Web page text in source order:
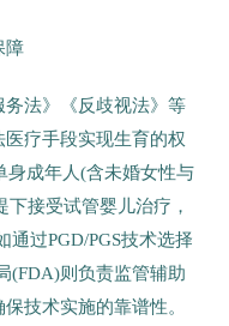
障
法》《反歧视法》等
疗手段实现生育的权
身成年人(含未婚女性与
接受试管婴儿治疗，
过PGD/PGS技术选择
(FDA)则负责监管辅助
技术实施的靠谱性。